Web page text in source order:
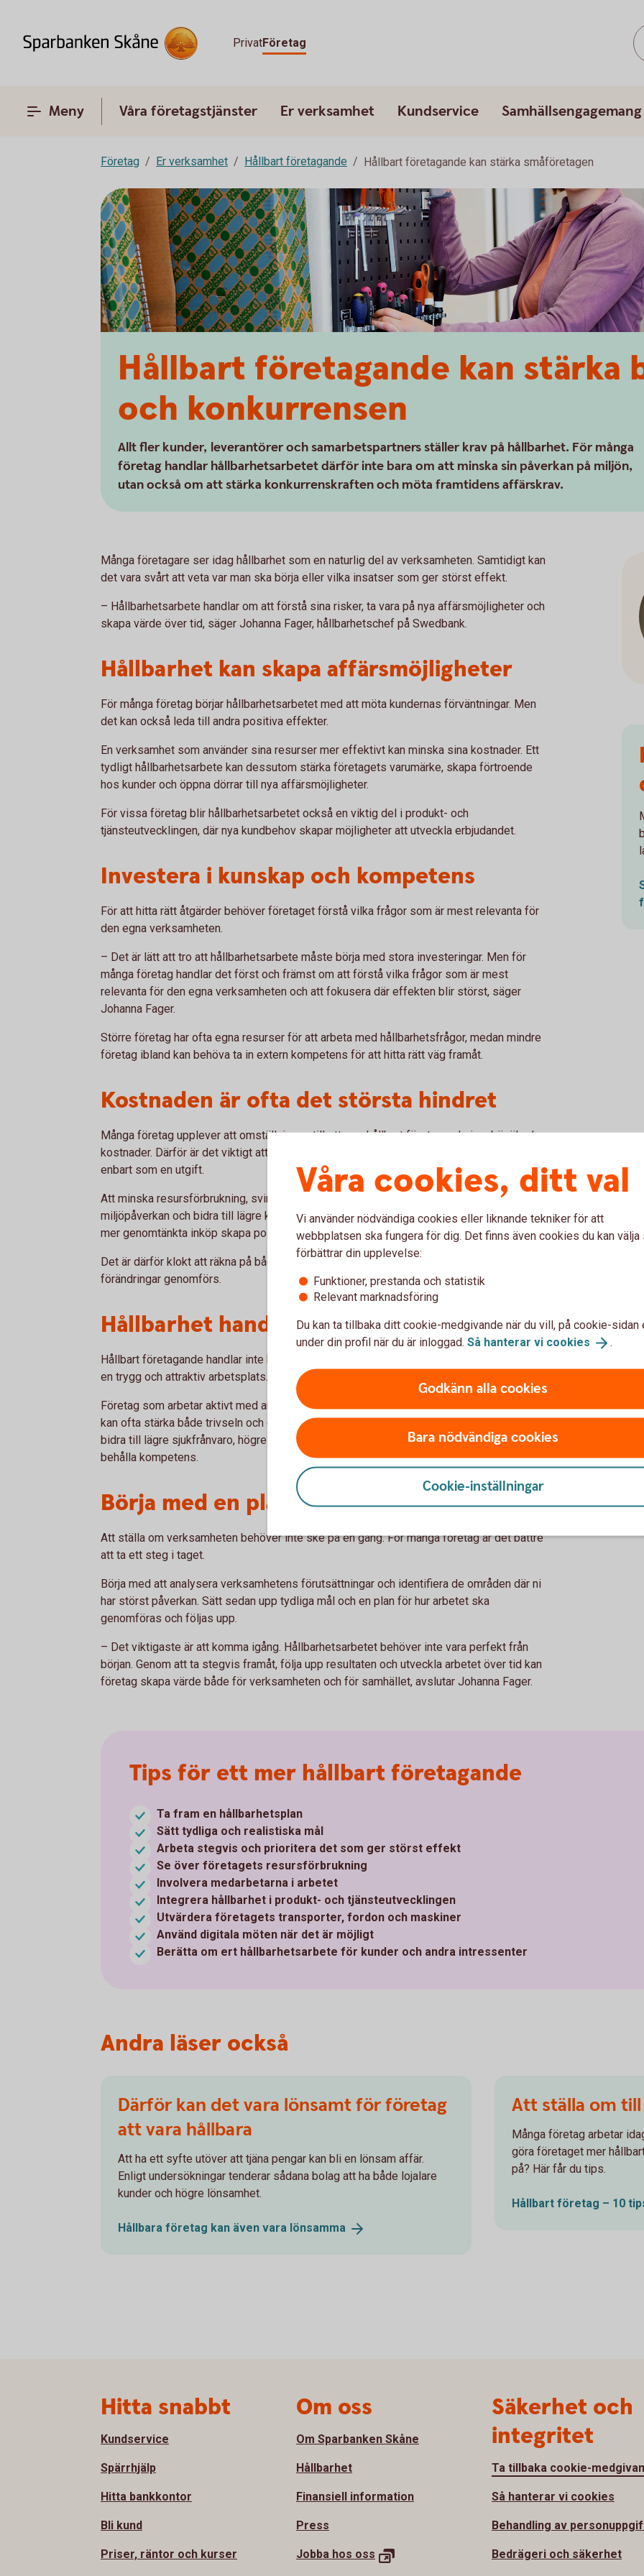
PrivatFöretag
Meny Våra företagstjänster Er verksamhet Kundservice Samhällsengagemang
Företag Er verksamhet Hållbart företagande Hållbart företagande kan stärka småföretagen
Hållbart företagande kan stärka
och konkurrensen
Allt fler kunder, leverantörer och samarbetspartners ställer krav på hållbarhet. För många
företag handlar hållbarhetsarbetet därför inte bara om att minska sin påverkan på miljön,
utan också om att stärka konkurrenskraften och möta framtidens affärskrav.
Många företagare ser idag hållbarhet som en naturlig del av verksamheten. Samtidigt kan
det vara svårt att veta var man ska börja eller vilka insatser som ger störst effekt.
– Hållbarhetsarbete handlar om att förstå sina risker, ta vara på nya affärsmöjligheter och
skapa värde över tid, säger Johanna Fager, hållbarhetschef på Swedbank.
Hållbarhet kan skapa affärsmöjligheter
För många företag börjar hållbarhetsarbetet med att möta kundernas förväntningar. Men
det kan också leda till andra positiva effekter.
En verksamhet som använder sina resurser mer effektivt kan minska sina kostnader. Ett
tydligt hållbarhetsarbete kan dessutom stärka företagets varumärke, skapa förtroende
hos kunder och öppna dörrar till nya affärsmöjligheter.
För vissa företag blir hållbarhetsarbetet också en viktig del i produkt- och
tjänsteutvecklingen, där nya kundbehov skapar möjligheter att utveckla erbjudandet.
Investera i kunskap och kompetens
För att hitta rätt åtgärder behöver företaget förstå vilka frågor som är mest relevanta för
den egna verksamheten.
– Det är lätt att tro att hållbarhetsarbete måste börja med stora investeringar. Men för
många företag handlar det först och främst om att förstå vilka frågor som är mest
relevanta för den egna verksamheten och att fokusera där effekten blir störst, säger
Johanna Fager.
Större företag har ofta egna resurser för att arbeta med hållbarhetsfrågor, medan mindre
företag ibland kan behöva ta in extern kompetens för att hitta rätt väg framåt.
Kostnaden är ofta det största hindret
Många företag upplever att omställningen till ett mer hållbart företagande innebär ökade
kostnader. Därför är det viktigt att se hållbarhetsarbetet som en investering och inte
enbart som en utgift.
Att minska resursförbrukning, svinn och onödiga transporter kan både minska företagets
miljöpåverkan och bidra till lägre kostnader. På samma sätt kan krav på leverantörer och
mer genomtänkta inköp skapa positiva effekter över tid.
Det är därför klokt att räkna på både kostnader och möjliga intäkter innan större
förändringar genomförs.
Hållbarhet handlar också om människor
Hållbart företagande handlar inte bara om klimat och miljö. Minst lika viktigt är att skapa
en trygg och attraktiv arbetsplats.
Företag som arbetar aktivt med arbetsmiljö, kompetensutveckling och goda arbetsvillkor
kan ofta stärka både trivseln och engagemanget bland medarbetarna. Det kan i sin tur
bidra till lägre sjukfrånvaro, högre produktivitet och bättre möjligheter att rekrytera och
behålla kompetens.
Börja med en plan
Att ställa om verksamheten behöver inte ske på en gång. För många företag är det bättre
att ta ett steg i taget.
Börja med att analysera verksamhetens förutsättningar och identifiera de områden där ni
har störst påverkan. Sätt sedan upp tydliga mål och en plan för hur arbetet ska
genomföras och följas upp.
– Det viktigaste är att komma igång. Hållbarhetsarbetet behöver inte vara perfekt från
början. Genom att ta stegvis framåt, följa upp resultaten och utveckla arbetet över tid kan
företag skapa värde både för verksamheten och för samhället, avslutar Johanna Fager.
Tips för ett mer hållbart företagande
Ta fram en hållbarhetsplan
Sätt tydliga och realistiska mål
Arbeta stegvis och prioritera det som ger störst effekt
Se över företagets resursförbrukning
Involvera medarbetarna i arbetet
Integrera hållbarhet i produkt- och tjänsteutvecklingen
Utvärdera företagets transporter, fordon och maskiner
Använd digitala möten när det är möjligt
Berätta om ert hållbarhetsarbete för kunder och andra intressenter
Andra läser också
Därför kan det vara lönsamt för företag
att vara hållbara
Att ha ett syfte utöver att tjäna pengar kan bli en lönsam affär.
Enligt undersökningar tenderar sådana bolag att ha både lojalare
kunder och högre lönsamhet.
Hållbara företag kan även vara lönsamma
Att ställa om
Många företag arbetar
göra företaget mer
på? Här får du tips.
Hållbart företag – 10
Våra cookies, ditt val
Vi använder nödvändiga cookies eller liknande tekniker för att
webbplatsen ska fungera för dig. Det finns även cookies du kan välja
förbättrar din upplevelse:
Funktioner, prestanda och statistik
Relevant marknadsföring
Du kan ta tillbaka ditt cookie-medgivande när du vill, på cookie-sidan
under din profil när du är inloggad. Så hanterar vi cookies .
Godkänn alla cookies
Bara nödvändiga cookies
Cookie-inställningar
Hitta snabbt
Kundservice
Spärrhjälp
Hitta bankkontor
Bli kund
Priser, räntor och kurser
Om oss
Om Sparbanken Skåne
Hållbarhet
Finansiell information
Press
Jobba hos oss
Säkerhet och
integritet
Ta tillbaka cookie-
Så hanterar vi cookies
Behandling av
Bedrägeri och säkerhet